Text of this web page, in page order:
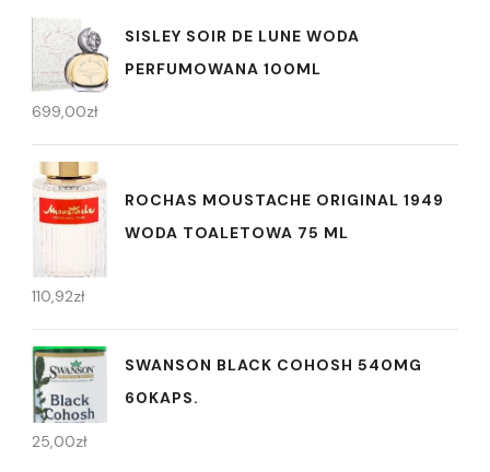
SISLEY SOIR DE LUNE WODA
PERFUMOWANA 100ML
699,00zł
ROCHAS MOUSTACHE ORIGINAL 1949
WODA TOALETOWA 75 ML
110,92zł
SWANSON BLACK COHOSH 540MG
60KAPS.
25,00zł